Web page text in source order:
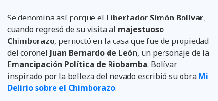
Se denomina así porque el Libertador Simón Bolívar,
cuando regresó de su visita al majestuoso
Chimborazo, pernoctó en la casa que fue de propiedad
del coronel Juan Bernardo de León, un personaje de la
Emancipación Política de Riobamba. Bolívar
inspirado por la belleza del nevado escribió su obra Mi
Delirio sobre el Chimborazo.